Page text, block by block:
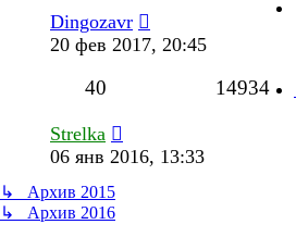
Dingozavr
20 фев 2017, 20:45
40 14934
Strelka
06 янв 2016, 13:33
↳ Архив 2015
↳ Архив 2016